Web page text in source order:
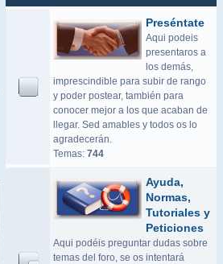
Preséntate
Aqui podeis
presentaros a
los demás,
imprescindible para subir de rango
y poder postear, también para
conocer mejor a los que acaban de
llegar. Sed amables y todos os lo
agradecerán.
Temas: 744
Ayuda,
Normas,
Tutoriales y
Peticiones
Aqui podéis preguntar dudas sobre
temas del foro, se os intentará